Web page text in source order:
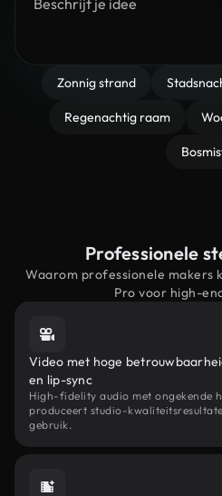
Zonnig strand
Regenachtig raam
Professionele
Waarom professionele makers
Pro voor high-
Video met hoge
en lip-sync
High-fidelity audio met ongekende
produceert studio-
gebruik.